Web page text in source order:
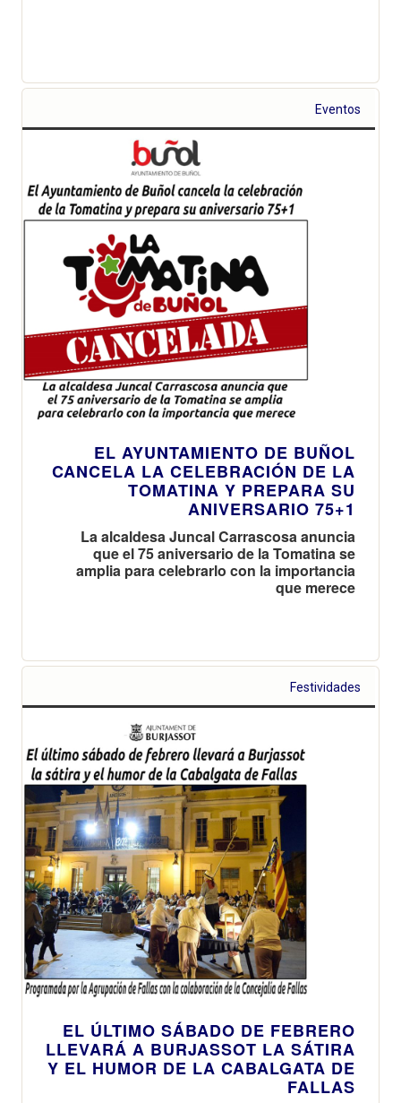
Eventos
EL AYUNTAMIENTO DE BUÑOL
CANCELA LA CELEBRACIÓN DE LA
TOMATINA Y PREPARA SU
ANIVERSARIO 75+1
La alcaldesa Juncal Carrascosa anuncia
que el 75 aniversario de la Tomatina se
amplia para celebrarlo con la importancia
que merece
Festividades
EL ÚLTIMO SÁBADO DE FEBRERO
LLEVARÁ A BURJASSOT LA SÁTIRA
Y EL HUMOR DE LA CABALGATA DE
FALLAS